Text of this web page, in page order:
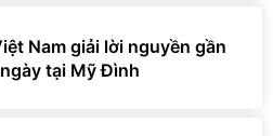
Nam giải lời nguyền gần
tại Mỹ Đình